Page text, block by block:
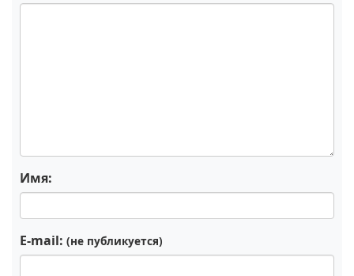
Имя:
E-mail: (не публикуется)